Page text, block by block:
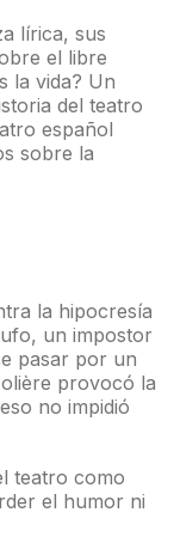
lírica, sus
el libre
la vida? Un
del teatro
español
sobre la
la hipocresía
un impostor
pasar por un
provocó la
no impidió
teatro como
el humor ni